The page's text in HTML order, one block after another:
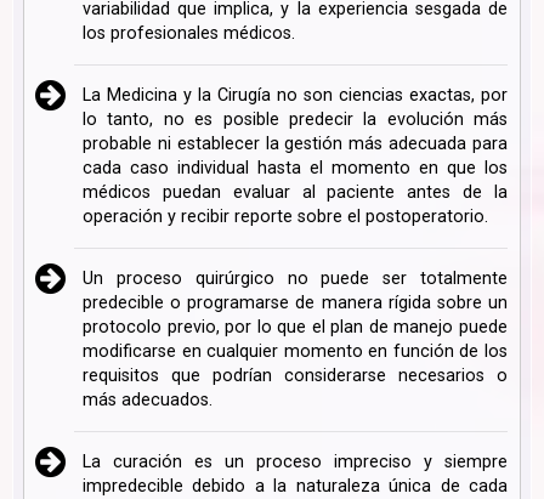
variabilidad que implica, y la experiencia sesgada de
los profesionales médicos.
La Medicina y la Cirugía no son ciencias exactas, por
lo tanto, no es posible predecir la evolución más
probable ni establecer la gestión más adecuada para
cada caso individual hasta el momento en que los
médicos puedan evaluar al paciente antes de la
operación y recibir reporte sobre el postoperatorio.
Un proceso quirúrgico no puede ser totalmente
predecible o programarse de manera rígida sobre un
protocolo previo, por lo que el plan de manejo puede
modificarse en cualquier momento en función de los
requisitos que podrían considerarse necesarios o
más adecuados.
La curación es un proceso impreciso y siempre
impredecible debido a la naturaleza única de cada